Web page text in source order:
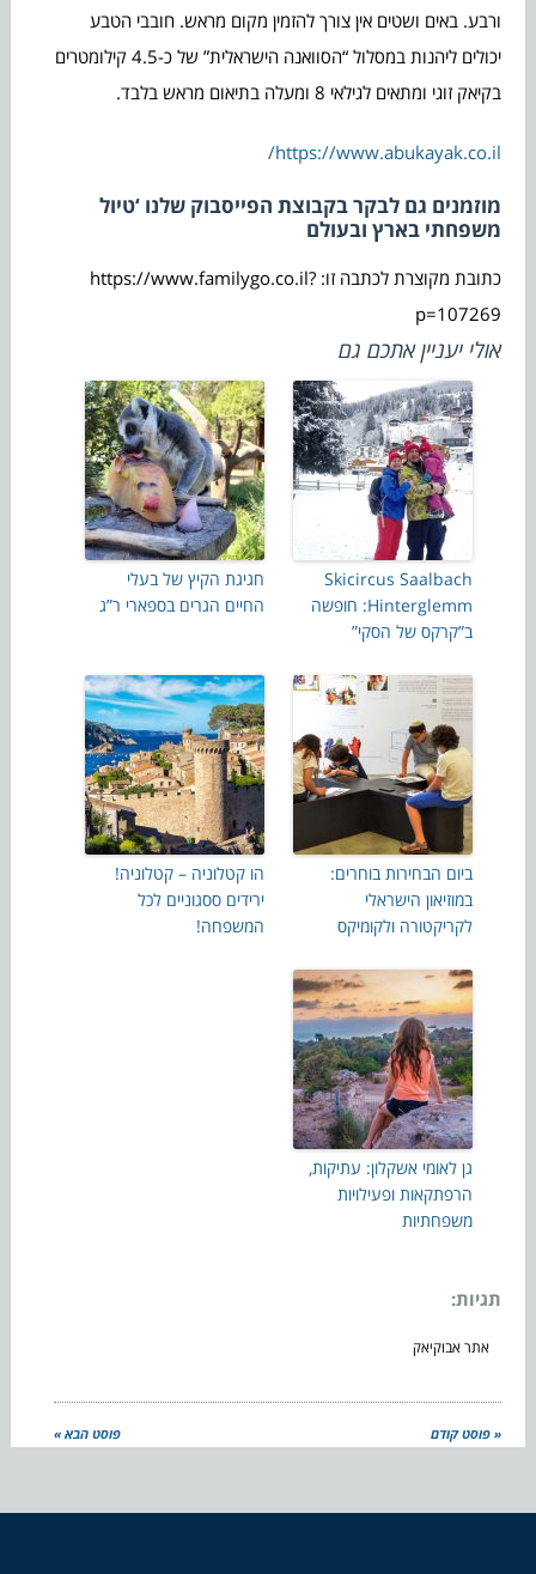
ורבע. באים ושטים אין צורך להזמין מקום מראש. חובבי הטבע
יכולים ליהנות במסלול “הסוואנה הישראלית” של כ-4.5 קילומטרים
בקיאק זוגי ומתאים לגילאי 8 ומעלה בתיאום מראש בלבד.
https://www.abukayak.co.il/
מוזמנים גם לבקר בקבוצת הפייסבוק שלנו ‘טיול
משפחתי בארץ ובעולם
כתובת מקוצרת לכתבה זו: https://www.familygo.co.il?
p=107269
אולי יעניין אתכם גם
Skicircus Saalbach
Hinterglemm: חופשה
ב”קרקס של הסקי”
חגיגת הקיץ של בעלי
החיים הגרים בספארי ר”ג
ביום הבחירות בוחרים:
במוזיאון הישראלי
לקריקטורה ולקומיקס
הו קטלוניה – קטלוניה!
ירידים ססגוניים לכל
המשפחה!
גן לאומי אשקלון: עתיקות,
הרפתקאות ופעילויות
משפחתיות
תגיות:
אתר אבוקיאק
« פוסט קודם פוסט הבא »